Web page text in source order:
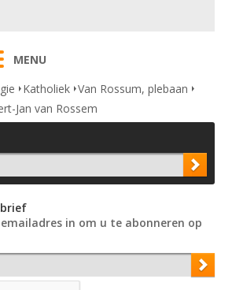
MENU
Katholiek Van Rossum, plebaan
Jan van Rossem
in om u te abonneren op